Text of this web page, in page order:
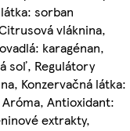
sorban
vláknina,
karagénan,
soľ, Regulátory
Konzervačná látka:
Antioxidant:
extrakty,